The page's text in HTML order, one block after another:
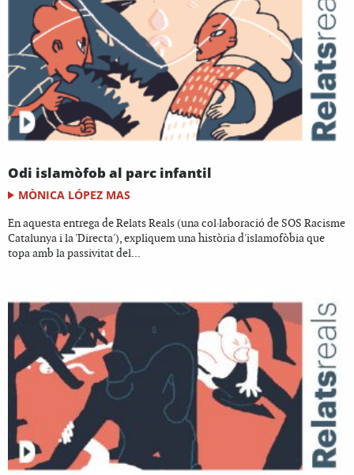
Odi islamòfob al parc infantil
MÒNICA LÓPEZ MAS
En aquesta entrega de Relats Reals (una col·laboració de SOS Racisme
Catalunya i la 'Directa'), expliquem una història d'islamofòbia que
topa amb la passivitat del...